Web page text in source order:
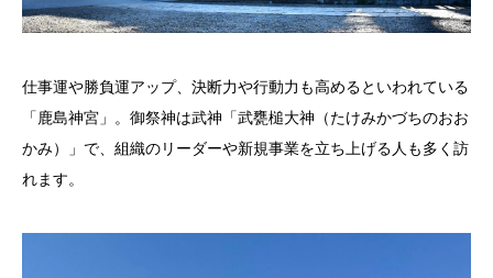
仕事運や勝負運アップ、決断力や行動力も高めるといわれている
「鹿島神宮」。御祭神は武神「武甕槌大神（たけみかづちのおお
かみ）」で、組織のリーダーや新規事業を立ち上げる人も多く訪
れます。